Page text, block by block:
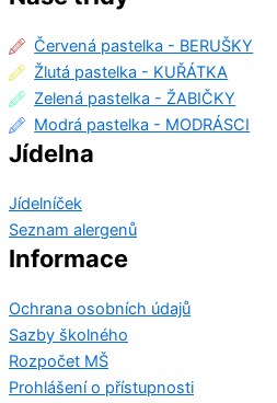
Červená pastelka - BERUŠKY
Žlutá pastelka - KUŘÁTKA
Zelená pastelka - ŽABIČKY
Modrá pastelka - MODRÁSCI
Jídelna
Jídelníček
Seznam alergenů
Informace
Ochrana osobních údajů
Sazby školného
Rozpočet MŠ
Prohlášení o přístupnosti